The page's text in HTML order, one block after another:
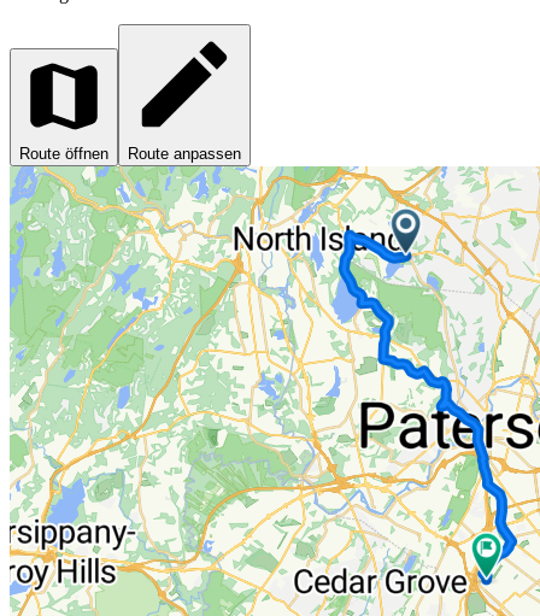
Route öffnen Route anpassen